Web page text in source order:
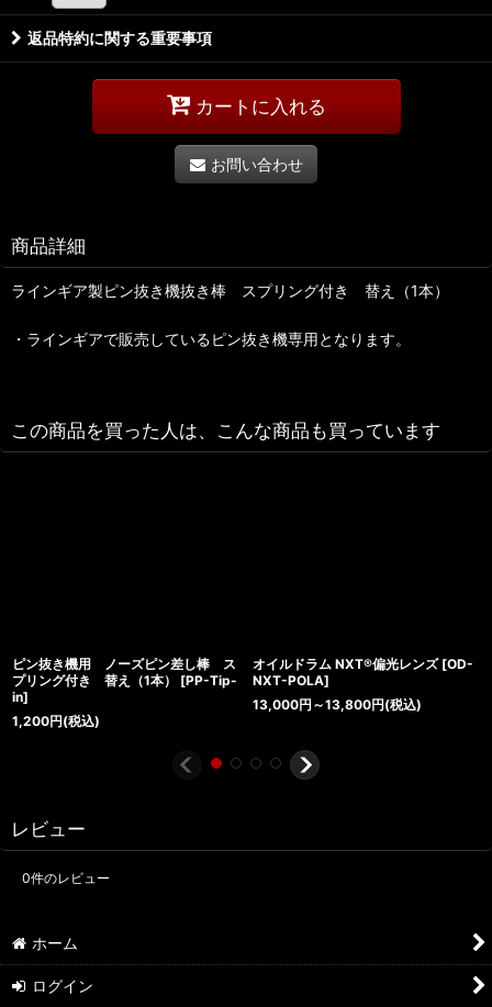
返品特約に関する重要事項
カートに入れる
お問い合わせ
商品詳細
ラインギア製ピン抜き機抜き棒 スプリング付き 替え（1本）
・ラインギアで販売しているピン抜き機専用となります。
この商品を買った人は、こんな商品も買っています
ピン抜き機用 ノーズピン差し棒 ス
プリング付き 替え（1本）
[PP-Tip-
in]
1,200円(税込)
オイルドラム NXT®偏光レンズ [OD-
NXT-POLA]
13,000円 ～13,800円(税込)
レビュー
0件のレビュー
ホーム
ログイン